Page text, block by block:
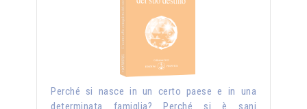
Perché si nasce in un certo paese e in una
determinata famiglia? Perché si è sani